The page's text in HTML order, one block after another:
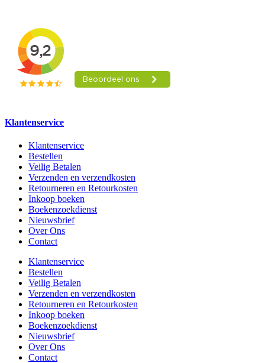
Klantenservice
Klantenservice
Bestellen
Veilig Betalen
Verzenden en verzendkosten
Retourneren en Retourkosten
Inkoop boeken
Boekenzoekdienst
Nieuwsbrief
Over Ons
Contact
Klantenservice
Bestellen
Veilig Betalen
Verzenden en verzendkosten
Retourneren en Retourkosten
Inkoop boeken
Boekenzoekdienst
Nieuwsbrief
Over Ons
Contact